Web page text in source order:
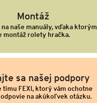
Montáž
naše manuály, vďaka ktorým
montáž rolety hračka.
sa našej podpory
tímu FEXI, ktorý vám ochotne
na akúkoľvek otázku.